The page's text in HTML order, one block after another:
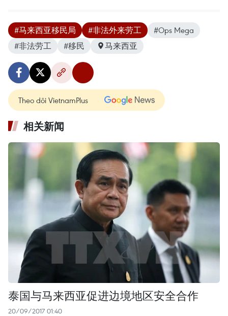
#马来西亚移民局 #非法外来劳工
#Ops Mega
#非法劳工
#移民 马来西亚
Theo dõi VietnamPlus
相关新闻
泰国与马来西亚促进边境地区安全合作
20/09/2017 01:40